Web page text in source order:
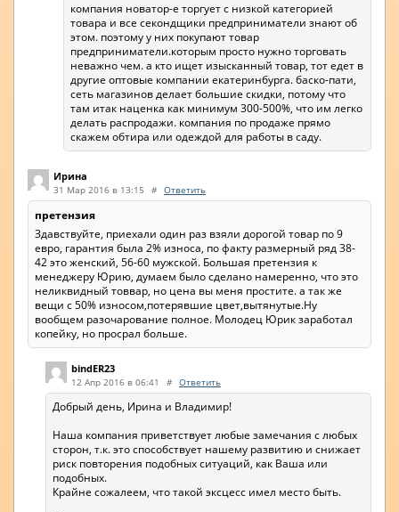
компания новатор-е торгует с низкой категорией
товара и все секондщики предприниматели знают об
этом. поэтому у них покупают товар
предприниматели.которым просто нужно торговать
неважно чем. а кто ищет изысканный товар, тот едет в
другие оптовые компании екатеринбурга. баско-пати,
сеть магазинов делает большие скидки, потому что
там итак наценка как минимум 300-500%, что им легко
делать распродажи. компания по продаже прямо
скажем обтира или одеждой для работы в саду.
Ирина
31 Мар 2016 в 13:15 # Ответить
претензия
Здавствуйте, приехали один раз взяли дорогой товар по 9
евро, гарантия была 2% износа, по факту размерный ряд 38-
42 это женский, 56-60 мужской. Большая претензия к
менеджеру Юрию, думаем было сделано намеренно, что это
неликвидный товвар, но цена вы меня простите. а так же
вещи с 50% износом,потерявшие цвет,вытянутые.Ну
вообщем разочарование полное. Молодец Юрик заработал
копейку, но просрал больше.
bindER23
12 Апр 2016 в 06:41 # Ответить
Добрый день, Ирина и Владимир!
Наша компания приветствует любые замечания с любых
сторон, т.к. это способствует нашему развитию и снижает
риск повторения подобных ситуаций, как Ваша или
подобных.
Крайне сожалеем, что такой эксцесс имел место быть.